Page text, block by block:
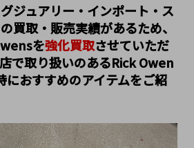
ジュアリー・インポート・ス
買取・販売実績があるため、
を強化買取させていただ
で取り扱いのあるRick Owen
におすすめのアイテムをご紹